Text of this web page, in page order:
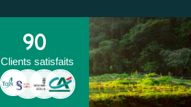
90
Clients satisfaits